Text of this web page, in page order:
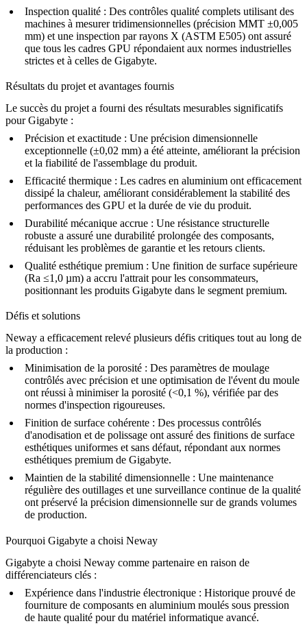
Inspection qualité : Des contrôles qualité complets utilisant des
machines à mesurer tridimensionnelles (précision MMT ±0,005
mm) et une inspection par rayons X (ASTM E505) ont assuré
que tous les cadres GPU répondaient aux normes industrielles
strictes et à celles de Gigabyte.
Résultats du projet et avantages fournis
Le succès du projet a fourni des résultats mesurables significatifs
pour Gigabyte :
Précision et exactitude : Une précision dimensionnelle
exceptionnelle (±0,02 mm) a été atteinte, améliorant la précision
et la fiabilité de l'assemblage du produit.
Efficacité thermique : Les cadres en aluminium ont efficacement
dissipé la chaleur, améliorant considérablement la stabilité des
performances des GPU et la durée de vie du produit.
Durabilité mécanique accrue : Une résistance structurelle
robuste a assuré une durabilité prolongée des composants,
réduisant les problèmes de garantie et les retours clients.
Qualité esthétique premium : Une finition de surface supérieure
(Ra ≤1,0 µm) a accru l'attrait pour les consommateurs,
positionnant les produits Gigabyte dans le segment premium.
Défis et solutions
Neway a efficacement relevé plusieurs défis critiques tout au long de
la production :
Minimisation de la porosité : Des paramètres de moulage
contrôlés avec précision et une optimisation de l'évent du moule
ont réussi à minimiser la porosité (<0,1 %), vérifiée par des
normes d'inspection rigoureuses.
Finition de surface cohérente : Des processus contrôlés
d'anodisation et de polissage ont assuré des finitions de surface
esthétiques uniformes et sans défaut, répondant aux normes
esthétiques premium de Gigabyte.
Maintien de la stabilité dimensionnelle : Une maintenance
régulière des outillages et une surveillance continue de la qualité
ont préservé la précision dimensionnelle sur de grands volumes
de production.
Pourquoi Gigabyte a choisi Neway
Gigabyte a choisi Neway comme partenaire en raison de
différenciateurs clés :
Expérience dans l'industrie électronique : Historique prouvé de
fourniture de composants en aluminium moulés sous pression
de haute qualité pour du matériel informatique avancé.